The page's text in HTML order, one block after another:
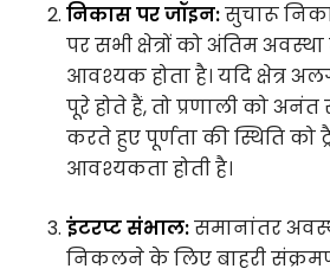
निकास पर जॉइन:सुचारू
पर सभी क्षेत्रों को अंतिम
आवश्यक होता है। यदि क्षेत्र
पूरे होते हैं, तो प्रणाली को
करते हुए पूर्णता की स्थिति
आवश्यकता होती है।
इंटरप्ट संभाल:समानांतर
निकलने के लिए बाहरी